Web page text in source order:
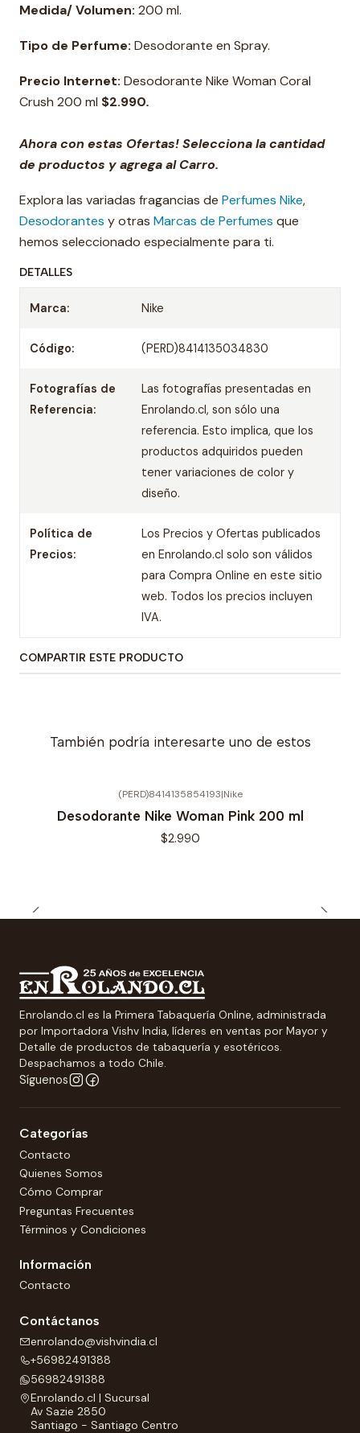
Medida/ Volumen: 200 ml.
Tipo de Perfume: Desodorante en Spray.
Precio Internet: Desodorante Nike Woman Coral
Crush 200 ml $2.990.
Ahora con estas Ofertas! Selecciona la cantidad
de productos y agrega al Carro.
Explora las variadas fragancias de Perfumes Nike,
Desodorantes y otras Marcas de Perfumes que
hemos seleccionado especialmente para ti.
DETALLES
Marca: Nike
Código: (PERD)8414135034830
Fotografías de
Referencia:
Las fotografías presentadas en
Enrolando.cl, son sólo una
referencia. Esto implica, que los
productos adquiridos pueden
tener variaciones de color y
diseño.
Política de
Precios:
Los Precios y Ofertas publicados
en Enrolando.cl solo son válidos
para Compra Online en este sitio
web. Todos los precios incluyen
IVA.
COMPARTIR ESTE PRODUCTO
También podría interesarte uno de estos
(PERD)8414135854193|Nike
Desodorante Nike Woman Pink 200 ml
$2.990
Enrolando.cl es la Primera Tabaquería Online, administrada
por Importadora Vishv India, líderes en ventas por Mayor y
Detalle de productos de tabaquería y esotéricos.
Despachamos a todo Chile.
Síguenos
Categorías
Contacto
Quienes Somos
Cómo Comprar
Preguntas Frecuentes
Términos y Condiciones
Información
Contacto
Contáctanos
enrolando@vishvindia.cl
+56982491388
56982491388
Enrolando.cl | Sucursal
Av Sazie 2850
Santiago - Santiago Centro